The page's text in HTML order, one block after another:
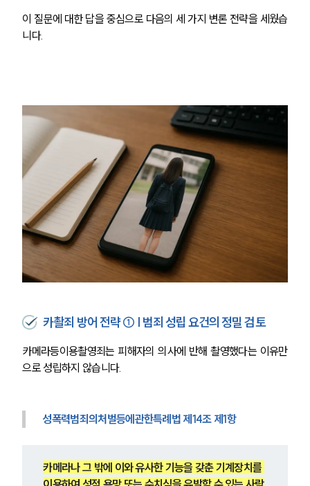
이 질문에 대한 답을 중심으로 다음의 세 가지 변론 전략을 세웠습
니다.
카촬죄 방어 전략 ① | 범죄 성립 요건의 정밀 검토
카메라등이용촬영죄는 피해자의 의사에 반해 촬영했다는 이유만
으로 성립하지 않습니다.
성폭력범죄의처벌등에관한특례법 제14조 제1항
카메라나 그 밖에 이와 유사한 기능을 갖춘 기계장치를